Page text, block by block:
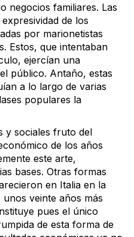
negocios familiares. Las
de los
por marionetistas
Estos, que intentaban
ejercían una
público. Antaño, estas
a lo largo de varias
populares la
y sociales fruto del
de los años
este arte,
bases. Otras formas
en Italia en la
veinte años más
pues el único
de esta forma de